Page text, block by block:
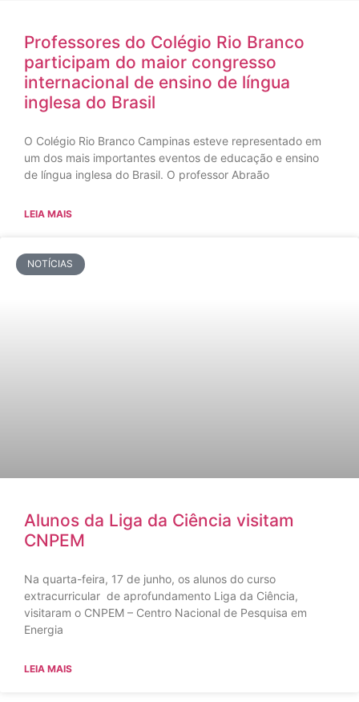
Professores do Colégio Rio Branco
participam do maior congresso
internacional de ensino de língua
inglesa do Brasil
O Colégio Rio Branco Campinas esteve representado em
um dos mais importantes eventos de educação e ensino
de língua inglesa do Brasil. O professor Abraão
LEIA MAIS
NOTÍCIAS
Alunos da Liga da Ciência visitam
CNPEM
Na quarta-feira, 17 de junho, os alunos do curso
extracurricular de aprofundamento Liga da Ciência,
visitaram o CNPEM – Centro Nacional de Pesquisa em
Energia
LEIA MAIS